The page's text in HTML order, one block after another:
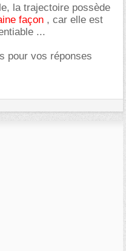
la trajectoire possède
façon , car elle est
...
pour vos réponses